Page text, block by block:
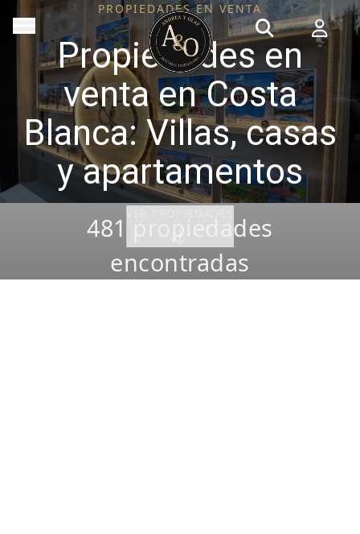
PROPIEDADES EN VENTA
Propiedades en
venta en Costa
Blanca: Villas, casas
y apartamentos
481
propiedades
encontradas